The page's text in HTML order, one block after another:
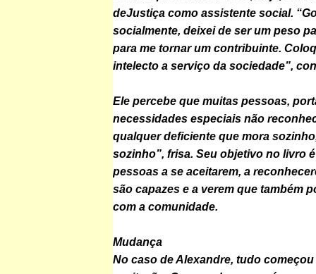
deJustiça como assistente social.
socialmente, deixei de ser um peso
para me tornar um contribuinte.
intelecto a serviço da sociedade”,
Ele percebe que muitas pessoas,
necessidades especiais não
qualquer deficiente que mora
sozinho”, frisa. Seu objetivo no livro
pessoas a se aceitarem, a
são capazes e a verem que também
com a comunidade.
Mudança
No caso de Alexandre, tudo começou